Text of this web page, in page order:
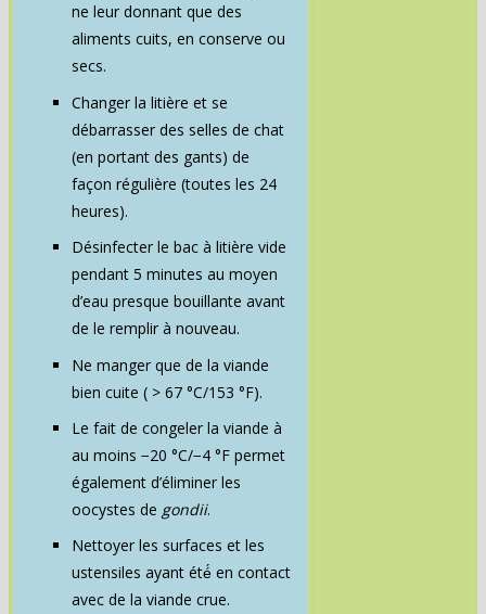
ne leur donnant que des
aliments cuits, en conserve ou
secs.
Changer la litière et se
débarrasser des selles de chat
(en portant des gants) de
façon régulière (toutes les 24
heures).
Désinfecter le bac à litière vide
pendant 5 minutes au moyen
d’eau presque bouillante avant
de le remplir à nouveau.
Ne manger que de la viande
bien cuite ( > 67 °C/153 °F).
Le fait de congeler la viande à
au moins −20 °C/−4 °F permet
également d’éliminer les
oocystes de gondii.
Nettoyer les surfaces et les
ustensiles ayant été́ en contact
avec de la viande crue.